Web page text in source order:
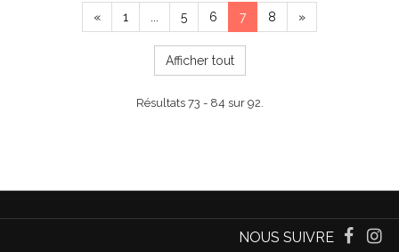
« 1 5 6 7 8 »
Afficher tout
Résultats 73 - 84 sur 92.
NOUS SUIVRE